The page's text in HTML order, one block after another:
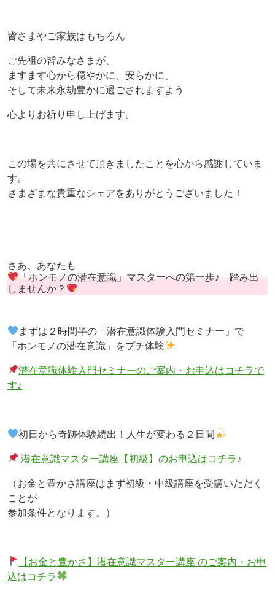
皆さまやご家族はもちろん
ご先祖の皆みなさまが、
ますます心から穏やかに、安らかに、
そして未来永劫豊かに過ごされますよう
心よりお祈り申し上げます。
この場を共にさせて頂きましたことを心から感謝していま
す。
さまざまな貴重なシェアをありがとうございました！
さあ、あなたも
「ホンモノの潜在意識」マスターへの第一歩♪ 踏み出
しませんか？
まずは２時間半の「潜在意識体験入門セミナー」で
「ホンモノの潜在意識」をプチ体験
潜在意識体験入門セミナーのご案内・お申込はコチラで
す♪
初日から奇跡体験続出！人生が変わる２日間
潜在意識マスター講座【初級】のお申込はコチラ♪
（お金と豊かさ講座はまず初級・中級講座を受講いただく
ことが
参加条件となります。）
【お金と豊かさ】潜在意識マスター講座 のご案内・お申
込はコチラ